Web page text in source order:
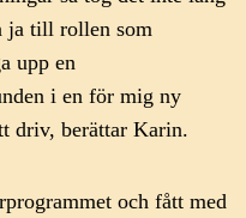
ja till rollen som
upp en
i en för mig ny
driv, berättar Karin.
och fått med